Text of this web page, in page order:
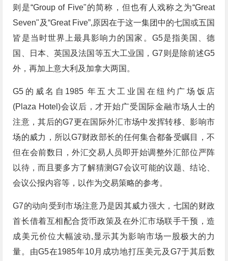
则是“Group of Five"的简称，但也有人戏称之为“Great
Seven"及“Great Five”,原因在于这一集团中的七国或五国
皆是当时世界上最具影响力的国家。G5是指美国、德
国、日本、英国及法国等五大工业国，G7则是除前述G5
外，再加上意大利及加拿大两国。
G5的威名自1985 年五大工业国在纽约广场饭店
(Plaza Hotel)会议后，才开始广受国际金融市场人士的
注意，其后的G7更在国际外汇市场中发挥转移、影响市
场的威力，所以G7财政部长的任何集合都备受瞩目，不
但在会前数日，外汇交易人员即开始调整外汇部位严阵
以待，而且要多方了解猜测G7会议可能的议题、结论、
会议公报内容等，以作为交易策略的参考。
G7的动向受到市场注意乃是因其威力强大，七国的财政
首长借着互相配合货币政策及在外汇市场联手干预，造
成美元价位大幅波动,显示其为影响市场一股极大的力
量。由G5在1985年10月成功地打压美元及G7于其后数